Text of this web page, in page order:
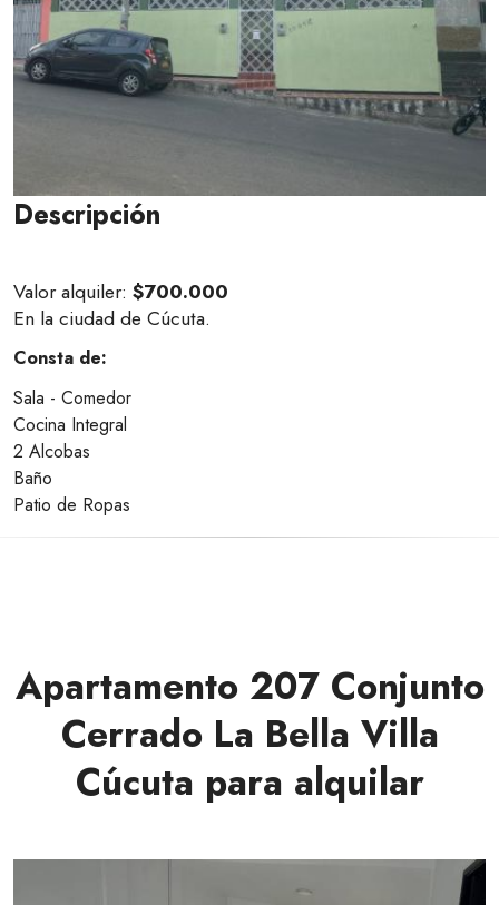
Descripción
Valor alquiler: $700.000
En la ciudad de Cúcuta.
Consta de:
Sala - Comedor
Cocina Integral
2 Alcobas
Baño
Patio de Ropas
Apartamento 207 Conjunto
Cerrado La Bella Villa
Cúcuta para alquilar